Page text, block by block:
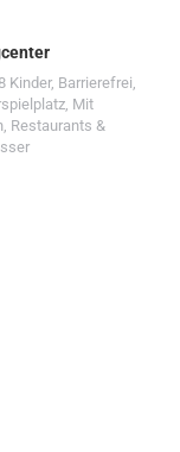
Kinder, Barrierefrei,
, Mit
, Restaurants &